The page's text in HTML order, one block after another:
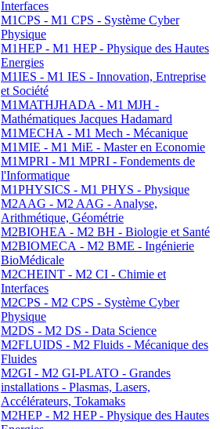
Interfaces
M1CPS - M1 CPS - Système Cyber
Physique
M1HEP - M1 HEP - Physique des Hautes
Energies
M1IES - M1 IES - Innovation, Entreprise
et Société
M1MATHJHADA - M1 MJH -
Mathématiques Jacques Hadamard
M1MECHA - M1 Mech - Mécanique
M1MIE - M1 MiE - Master en Economie
M1MPRI - M1 MPRI - Fondements de
l'Informatique
M1PHYSICS - M1 PHYS - Physique
M2AAG - M2 AAG - Analyse,
Arithmétique, Géométrie
M2BIOHEA - M2 BH - Biologie et Santé
M2BIOMECA - M2 BME - Ingénierie
BioMédicale
M2CHEINT - M2 CI - Chimie et
Interfaces
M2CPS - M2 CPS - Système Cyber
Physique
M2DS - M2 DS - Data Science
M2FLUIDS - M2 Fluids - Mécanique des
Fluides
M2GI - M2 GI-PLATO - Grandes
installations - Plasmas, Lasers,
Accélérateurs, Tokamaks
M2HEP - M2 HEP - Physique des Hautes